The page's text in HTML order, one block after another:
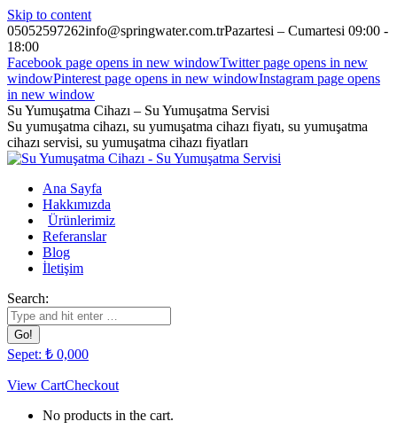
Skip to content
05052597262info@springwater.com.trPazartesi – Cumartesi 09:00 -
18:00
Facebook page opens in new windowTwitter page opens in new
windowPinterest page opens in new windowInstagram page opens
in new window
Su Yumuşatma Cihazı – Su Yumuşatma Servisi
Su yumuşatma cihazı, su yumuşatma cihazı fiyatı, su yumuşatma
cihazı servisi, su yumuşatma cihazı fiyatları
Ana Sayfa
Hakkımızda
Ürünlerimiz
Referanslar
Blog
İletişim
Search:
Sepet: ₺ 0,000
View CartCheckout
No products in the cart.